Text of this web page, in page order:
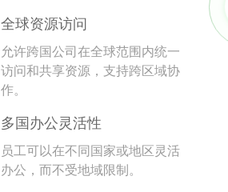
全球资源访问
允许跨国公司在全球范围内统一
访问和共享资源，支持跨区域协
作。
多国办公灵活性
员工可以在不同国家或地区灵活
办公，而不受地域限制。